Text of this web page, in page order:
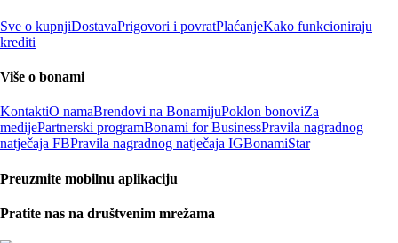
Sve o kupnjiDostavaPrigovori i povratPlaćanjeKako funkcioniraju
krediti
Više o bonami
KontaktiO namaBrendovi na BonamijuPoklon bonoviZa
medijePartnerski programBonami for BusinessPravila nagradnog
natječaja FBPravila nagradnog natječaja IGBonamiStar
Preuzmite mobilnu aplikaciju
Pratite nas na društvenim mrežama